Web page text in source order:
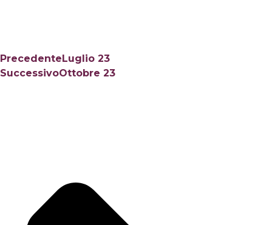
PrecedenteLuglio 23
SuccessivoOttobre 23